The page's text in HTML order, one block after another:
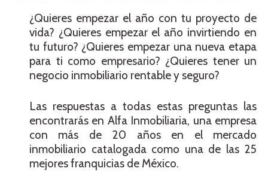
¿Quieres empezar el año con tu proyecto de
vida? ¿Quieres empezar el año invirtiendo en
tu futuro? ¿Quieres empezar una nueva etapa
para ti como empresario? ¿Quieres tener un
negocio inmobiliario rentable y seguro?
Las respuestas a todas estas preguntas las
encontrarás en Alfa Inmobiliaria, una empresa
con más de 20 años en el mercado
inmobiliario catalogada como una de las 25
mejores franquicias de México.